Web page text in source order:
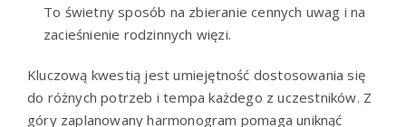
To świetny sposób na zbieranie cennych uwag i na
zacieśnienie rodzinnych więzi.
Kluczową kwestią jest umiejętność dostosowania się
do różnych potrzeb i tempa każdego z uczestników. Z
góry zaplanowany harmonogram pomaga uniknąć